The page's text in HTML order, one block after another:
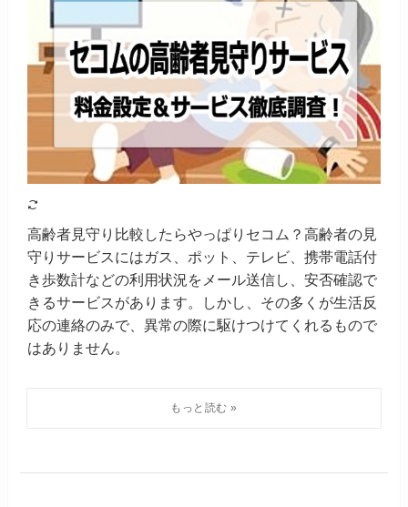
高齢者見守り比較したらやっぱりセコム？高齢者の見
守りサービスにはガス、ポット、テレビ、携帯電話付
き歩数計などの利用状況をメール送信し、安否確認で
きるサービスがあります。しかし、その多くが生活反
応の連絡のみで、異常の際に駆けつけてくれるもので
はありません。